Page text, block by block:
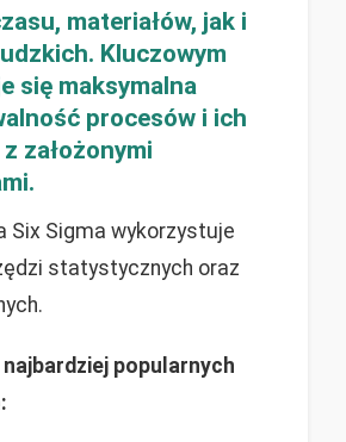
materiałów, jak i
Kluczowym
się maksymalna
procesów i ich
założonymi
Six Sigma wykorzystuje
statystycznych oraz
popularnych